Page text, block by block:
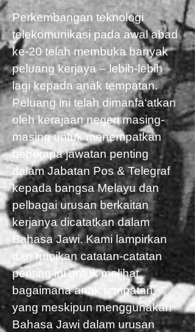
Perkembangan teknologi
telekomunikasi pada awal abad
ke-20 telah membuka banyak
peluang kerjaya – lebih-lebih
lagi kepada anak tempatan.
Peluang ini telah dimanfa‘atkan
oleh kerajaan negeri masing-
masing untuk menempatkan
beberapa jawatan penting
dalam Jabatan Pos & Telegraf
kepada bangsa Melayu dan
pelbagai urusan berkaitan
kerjanya dicatatkan dalam
Bahasa Jawi. Kami lampirkan
dan rumikan catatan-catatan
penting ini untuk melihat
bagaimana anak tempatan,
yang meskipun menggunakan
Bahasa Jawi dalam urusan